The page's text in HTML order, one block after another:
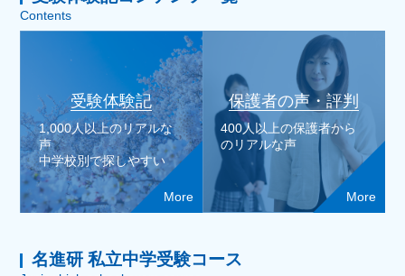
Contents
受験体験記
1,000人以上のリアルな
声
中学校別で探しやすい
More
保護者の声・評判
400人以上の保護者から
のリアルな声
More
名進研 私立中学受験コース